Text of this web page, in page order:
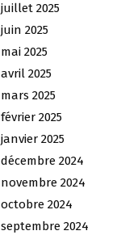
juillet 2025
juin 2025
mai 2025
avril 2025
mars 2025
février 2025
janvier 2025
décembre 2024
novembre 2024
octobre 2024
septembre 2024